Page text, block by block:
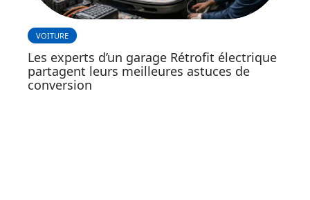
VOITURE
Les experts d’un garage Rétrofit électrique
partagent leurs meilleures astuces de
conversion